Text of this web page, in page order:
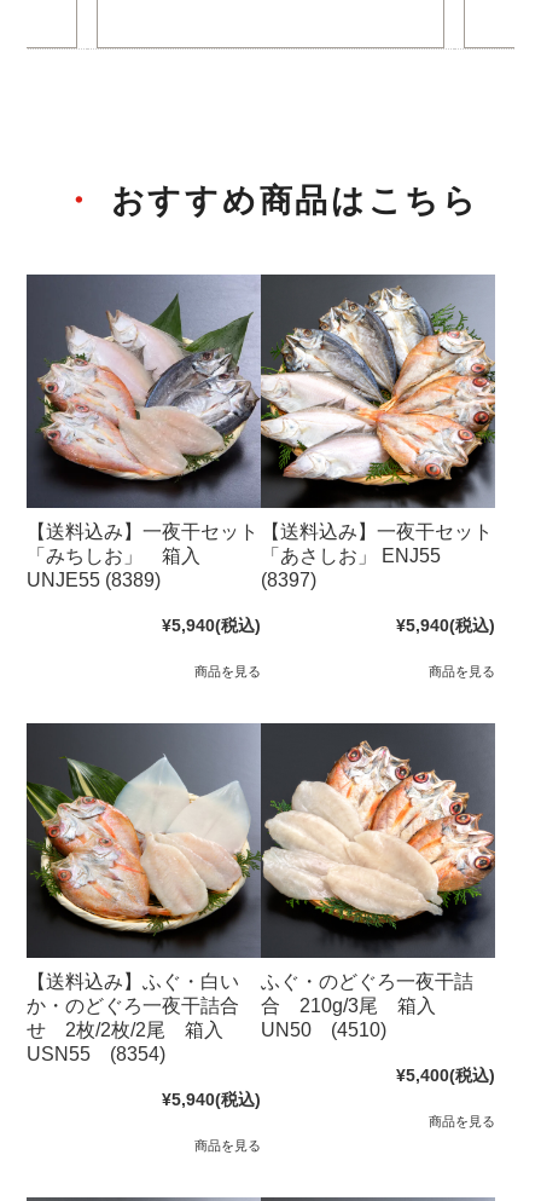
おすすめ商品はこちら
【送料込み】一夜干セット
「みちしお」 箱入
UNJE55 (8389)
¥5,940(税込)
商品を見る
【送料込み】一夜干セット
「あさしお」 ENJ55
(8397)
¥5,940(税込)
商品を見る
【送料込み】ふぐ・白い
か・のどぐろ一夜干詰合
せ 2枚/2枚/2尾 箱入
USN55 (8354)
¥5,940(税込)
商品を見る
ふぐ・のどぐろ一夜干詰
合 210g/3尾 箱入
UN50 (4510)
¥5,400(税込)
商品を見る